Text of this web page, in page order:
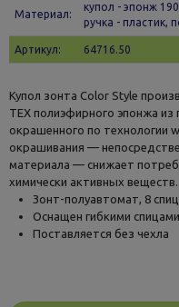
Материал:
купол - эпонж
ручка - пластик,
Артикул: 64716.50
Купол зонта Color Style
TEX полиэфирного эпонжа из
окрашенного по технологии
окрашивания —
материала — снижает
химически активных веществ.
Зонт-полуавтомат, 8 спиц
Оснащен гибкими
Поставляется без чехла